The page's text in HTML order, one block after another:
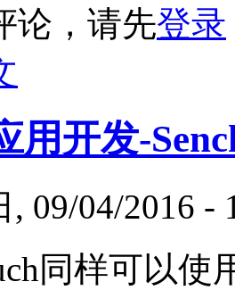
论，请先登录
用开发-
, 09/04/2016 -
同样可以